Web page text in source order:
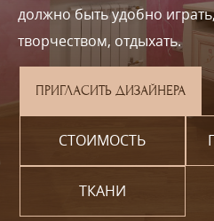
должно быть удобно
творчеством, отдыхать.
ПРИГЛАСИТЬ ДИЗАЙНЕРА
СТОИМОСТЬ
ТКАНИ